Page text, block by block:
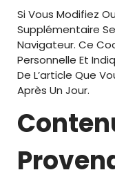
Si Vous Modifiez
Supplémentaire
Navigateur. Ce
Personnelle Et
De L’article Que
Après Un Jour.